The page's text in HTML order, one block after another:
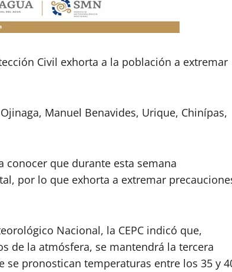
Civil exhorta a la población a extremar
Manuel Benavides, Urique, Chinípas,
conocer que durante esta semana
por lo que exhorta a extremar
Nacional, la CEPC indicó que,
de la atmósfera, se mantendrá la tercera
pronostican temperaturas entre los 35 y